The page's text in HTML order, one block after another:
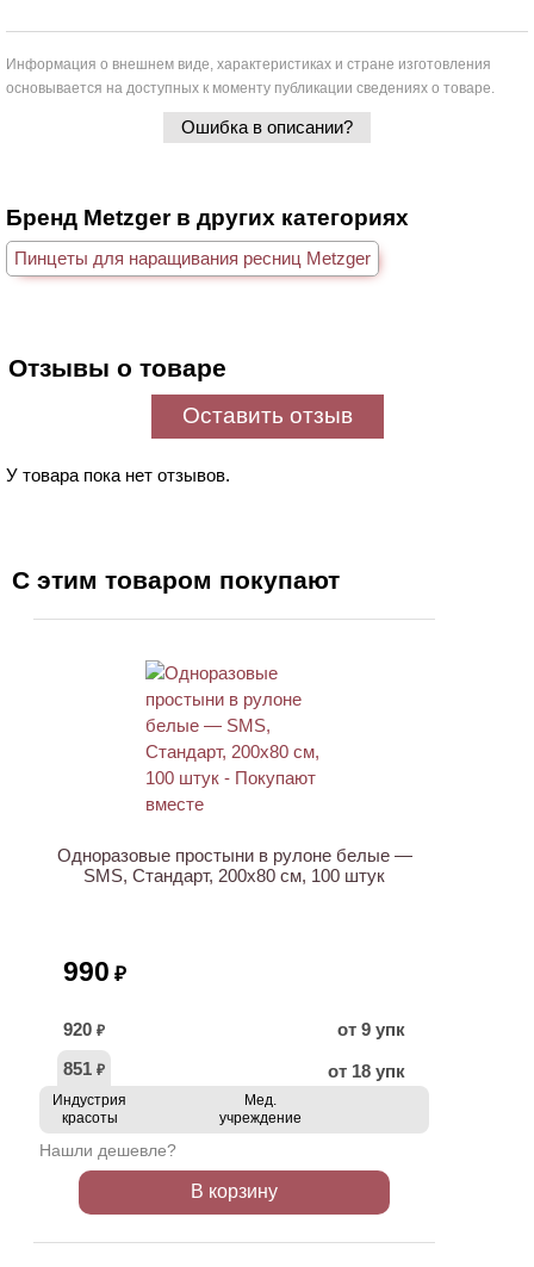
Информация о внешнем виде, характеристиках и стране изготовления
основывается на доступных к моменту публикации сведениях о товаре.
Ошибка в описании?
Бренд Metzger в других категориях
Пинцеты для наращивания ресниц Metzger
Отзывы о товаре
Оставить отзыв
У товара пока нет отзывов.
С этим товаром покупают
Одноразовые простыни в рулоне белые —
SMS, Стандарт, 200х80 см, 100 штук
990 ₽
920 ₽
от 9 упк
851 ₽ от 18 упк
Индустрия
красоты
Мед.
учреждение
Нашли дешевле?
В корзину